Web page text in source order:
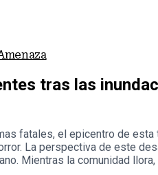
tras las
fatales, el epicentro de
La perspectiva de este
Mientras la comunidad